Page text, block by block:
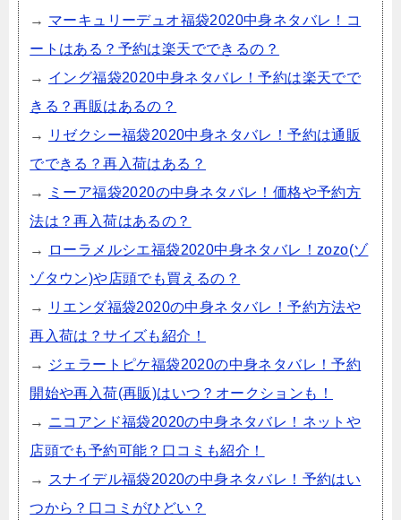
→ マーキュリーデュオ福袋2020中身ネタバレ！コ
ートはある？予約は楽天でできるの？
→ イング福袋2020中身ネタバレ！予約は楽天でで
きる？再販はあるの？
→
リゼクシー福袋2020中身ネタバレ！予約は通販
でできる？再入荷はある？
→
ミーア福袋2020の中身ネタバレ！価格や予約方
法は？再入荷はあるの？
→
ローラメルシエ福袋2020中身ネタバレ！zozo(ゾ
ゾタウン)や店頭でも買えるの？
→
リエンダ福袋2020の中身ネタバレ！予約方法や
再入荷は？サイズも紹介！
→ ジェラートピケ福袋2020の中身ネタバレ！予約
開始や再入荷(再販)はいつ？オークションも！
→ ニコアンド福袋2020の中身ネタバレ！ネットや
店頭でも予約可能？口コミも紹介！
→ スナイデル福袋2020の中身ネタバレ！予約はい
つから？口コミがひどい？